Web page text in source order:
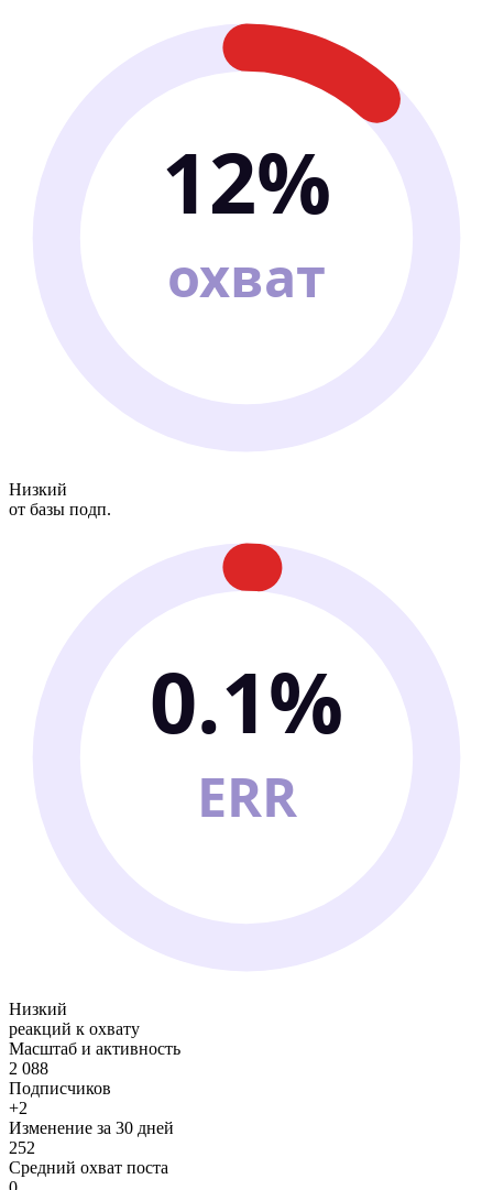
12%
охват
Низкий
от базы подп.
0.1%
ERR
Низкий
реакций к охвату
Масштаб и активность
2 088
Подписчиков
+2
Изменение за 30 дней
252
Средний охват поста